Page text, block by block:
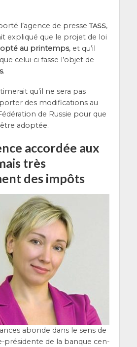
l’a­gence de presse TASS,
expli­qué que le pro­jet de loi
au prin­temps, et qu’il
celui-ci fasse l’ob­jet de
.
qu’il ne sera pas
des modi­fi­ca­tions au
de Rus­sie pour que
adoptée.
accordée aux
très
des impôts
abonde dans le sens de
pré­si­dente de la banque cen­